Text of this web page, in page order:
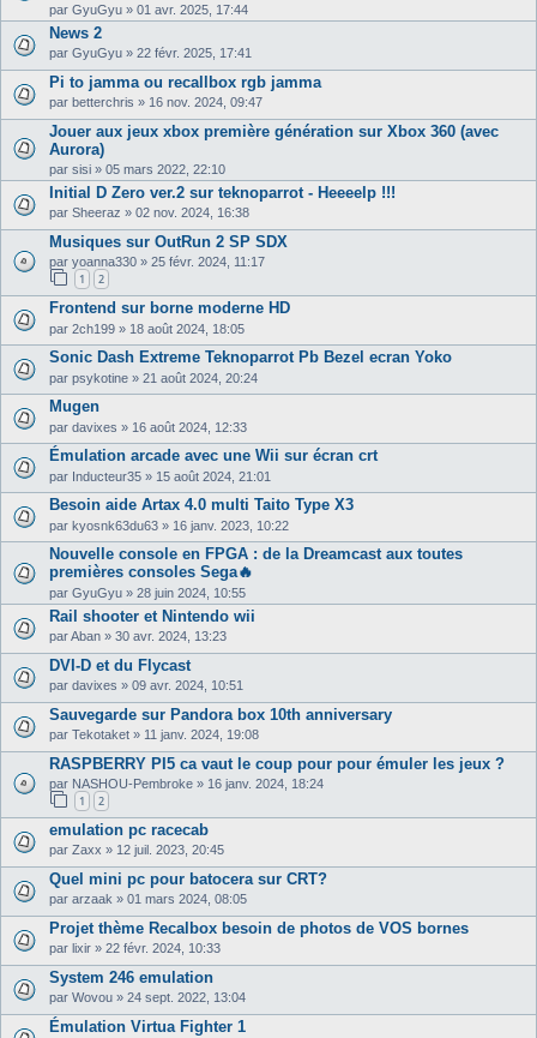
par GyuGyu » 01 avr. 2025, 17:44
News 2
par GyuGyu » 22 févr. 2025, 17:41
Pi to jamma ou recallbox rgb jamma
par betterchris » 16 nov. 2024, 09:47
Jouer aux jeux xbox première génération sur Xbox 360 (avec
Aurora)
par sisi » 05 mars 2022, 22:10
Initial D Zero ver.2 sur teknoparrot - Heeeelp !!!
par Sheeraz » 02 nov. 2024, 16:38
Musiques sur OutRun 2 SP SDX
par yoanna330 » 25 févr. 2024, 11:17
1 2
Frontend sur borne moderne HD
par 2ch199 » 18 août 2024, 18:05
Sonic Dash Extreme Teknoparrot Pb Bezel ecran Yoko
par psykotine » 21 août 2024, 20:24
Mugen
par davixes » 16 août 2024, 12:33
Émulation arcade avec une Wii sur écran crt
par Inducteur35 » 15 août 2024, 21:01
Besoin aide Artax 4.0 multi Taito Type X3
par kyosnk63du63 » 16 janv. 2023, 10:22
Nouvelle console en FPGA : de la Dreamcast aux toutes
premières consoles Sega🔥
par GyuGyu » 28 juin 2024, 10:55
Rail shooter et Nintendo wii
parAban » 30 avr. 2024, 13:23
DVI-D et du Flycast
par davixes » 09 avr. 2024, 10:51
Sauvegarde sur Pandora box 10th anniversary
par Tekotaket » 11 janv. 2024, 19:08
RASPBERRY PI5 ca vaut le coup pour pour émuler les jeux ?
par NASHOU-Pembroke » 16 janv. 2024, 18:24
1 2
emulation pc racecab
par Zaxx » 12 juil. 2023, 20:45
Quel mini pc pour batocera sur CRT?
par arzaak » 01 mars 2024, 08:05
Projet thème Recalbox besoin de photos de VOS bornes
par lixir » 22 févr. 2024, 10:33
System 246 emulation
par Wovou » 24 sept. 2022, 13:04
Émulation Virtua Fighter 1